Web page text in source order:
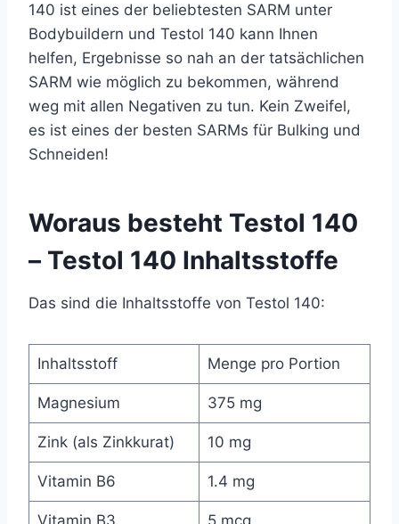
140 ist eines der beliebtesten SARM unter
Bodybuildern und Testol 140 kann Ihnen
helfen, Ergebnisse so nah an der tatsächlichen
SARM wie möglich zu bekommen, während
weg mit allen Negativen zu tun. Kein Zweifel,
es ist eines der besten SARMs für Bulking und
Schneiden!
Woraus besteht Testol 140
– Testol 140 Inhaltsstoffe
Das sind die Inhaltsstoffe von Testol 140:
Inhaltsstoff Menge pro Portion
Magnesium 375 mg
Zink (als Zinkkurat) 10 mg
Vitamin B6 1.4 mg